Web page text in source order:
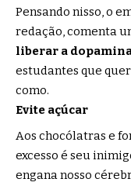
Pensando nisso, o
redação, comenta
liberar a
estudantes que
como.
Evite açúcar
Aos chocólatras e
excesso é seu
engana nosso